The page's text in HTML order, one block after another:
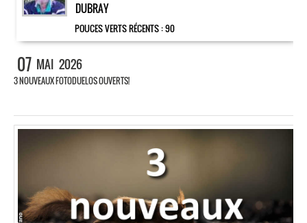
DUBRAY
POUCES VERTS RÉCENTS :90
07 MAI 2026
3 NOUVEAUX FOTODUELOS OUVERTS!